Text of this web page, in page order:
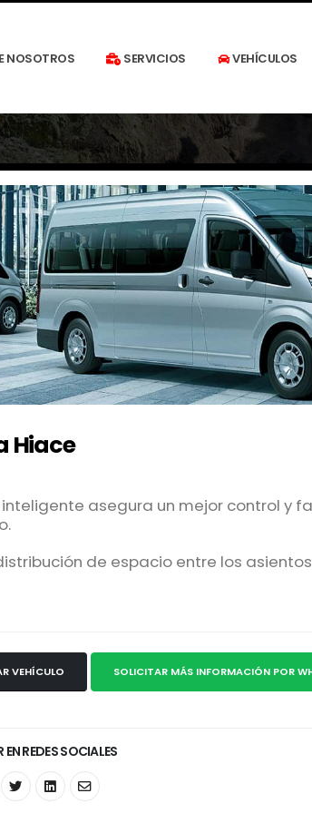
NOSOTROS SERVICIOS VEHÍCULOS
Hiace
inteligente asegura un mejor control y
de espacio entre los
VEHÍCULO SOLICITAR MÁS INFORMACIÓN POR
REDES SOCIALES